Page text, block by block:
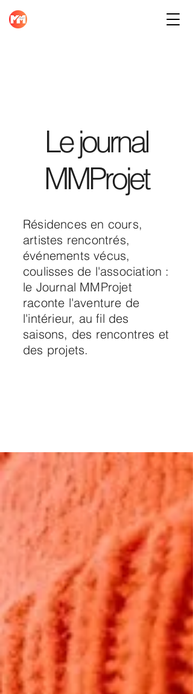
Le journal
MMProjet
Résidences en cours,
artistes rencontrés,
événements vécus,
coulisses de l'association :
le Journal MMProjet
raconte l'aventure de
l'intérieur, au fil des
saisons, des rencontres et
des projets.